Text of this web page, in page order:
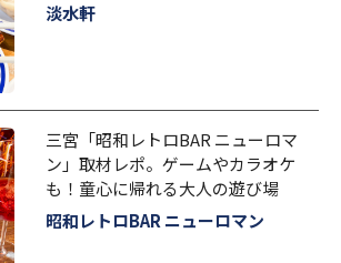
淡水軒
三宮「昭和レトロBAR ニューロマ
ン」取材レポ。ゲームやカラオケ
も！童心に帰れる大人の遊び場
昭和レトロBAR ニューロマン